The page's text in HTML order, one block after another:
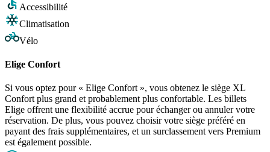
Accessibilité
Climatisation
Vélo
Elige Confort
Si vous optez pour « Elige Confort », vous obtenez le siège XL
Confort plus grand et probablement plus confortable. Les billets
Elige offrent une flexibilité accrue pour échanger ou annuler votre
réservation. De plus, vous pouvez choisir votre siège préféré en
payant des frais supplémentaires, et un surclassement vers Premium
est également possible.